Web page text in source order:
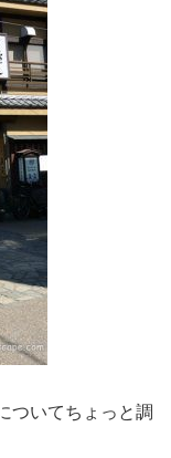
ついてちょっと調